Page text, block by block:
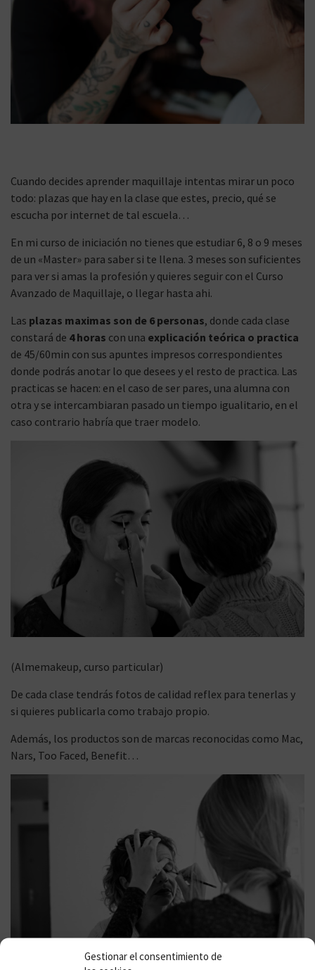
Gestionar el consentimiento de
Cuando decides aprender maquillaje intentas mirar un poco
todo: plazas que hay en la clase que estes, precio, qué se
escucha por internet de tal escuela…
En mi curso de iniciación no tienes que estudiar 6, 8 o 9 meses
de un «Master» para saber si te llena. 3 meses son suficientes
para ver si amas la profesión y quieres seguir con el Curso
Avanzado de Maquillaje, o llegar hasta ahi.
Las plazas maximas son de 6 personas, donde cada clase
constará de 4 horas con una explicación teórica o practica
de 45/60min con sus apuntes impresos correspondientes
donde podrás anotar lo que desees y el resto de practica. Las
practicas se hacen: en el caso de ser pares, una alumna con
otra y se intercambiaran pasado un tiempo igualitario, en el
caso contrario habría que traer modelo.
(Almemakeup, curso particular)
De cada clase tendrás fotos de calidad reflex para tenerlas y
si quieres publicarla como trabajo propio.
Además, los productos son de marcas reconocidas como Mac,
Nars, Too Faced, Benefit…